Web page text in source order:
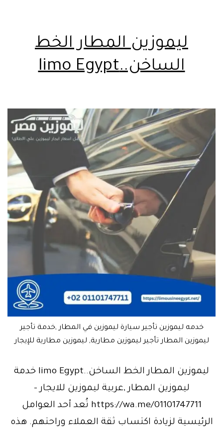
ليموزين المطار الخط
الساخن..limo Egypt
خدمه ليموزين تأجير سيارة ليموزين في المطار ,خدمة تأجير
ليموزين المطار تأجير ليموزين مطارية, ليموزين مطارية للإيجار
ليموزين المطار الخط الساخن..limo Egypt خدمة
ليموزين المطار ,عربية ليموزين للايجار –
https://wa.me/01101747711 تُعد أحد العوامل
الرئيسية لزيادة اكتساب ثقة العملاء وراحتهم. هذه